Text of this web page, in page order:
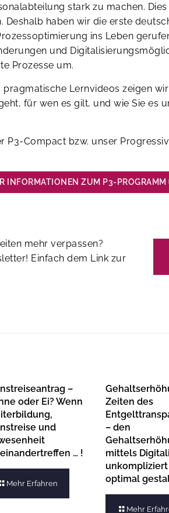
stark zu machen.
Deshalb haben wir die erste
ins Leben
und
Prozesse um.
Lernvideos zeigen
für wen es gilt, und wie Sie es
P3-Compact bzw. unser
INFORMATIONEN ZUM P3-PROGRAMM
mehr verpassen?
Einfach dem Link zur
–
oder Ei? Wenn
und
… !
Mehr Erfahren
Zeiten des
– den
mittels
optimal
Mehr